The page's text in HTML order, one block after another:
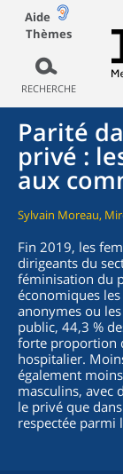
Aide
Thèmes
RECHERCHE
Parité
privé :
aux
Sylvain Moreau,
Fin 2019, les
dirigeants du
féminisation du
économiques
anonymes ou
public, 44,3 %
forte proportion
hospitalier.
également
masculins, avec
le privé que
respectée parmi